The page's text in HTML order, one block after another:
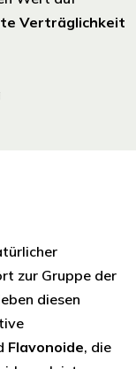
Verträglichkeit
zur Gruppe der
diesen
Flavonoide, die